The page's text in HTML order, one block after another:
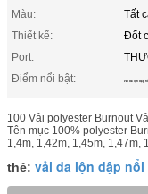
Màu:
Tất
Thiết kế:
Đốt
Port:
Điểm nổi bật:
vải da lộn dập
100 Vải polyester Burnout
Tên mục 100% polyester
1,4m, 1,42m, 1,45m, 1,47m,
thẻ: vải da lộn dập nổi